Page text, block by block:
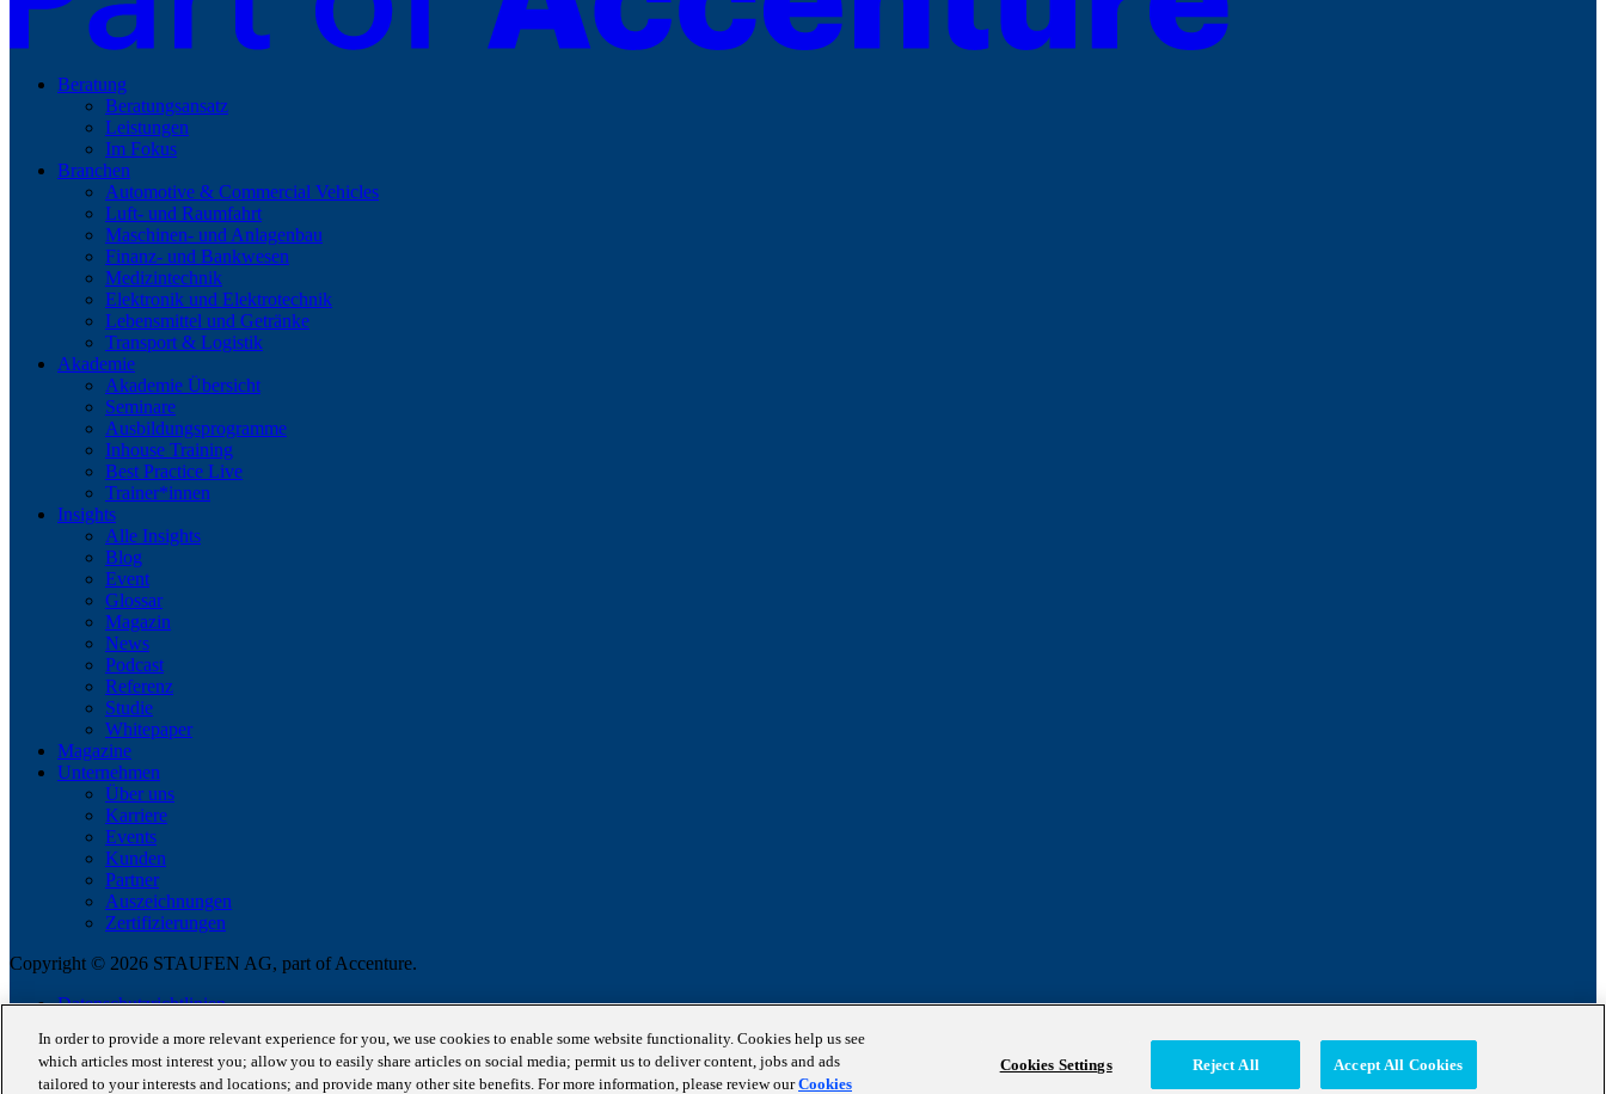
Beratung
Beratungsansatz
Leistungen
Im Fokus
Branchen
Automotive & Commercial Vehicles
Luft- und Raumfahrt
Maschinen- und Anlagenbau
Finanz- und Bankwesen
Medizintechnik
Elektronik und Elektrotechnik
Lebensmittel und Getränke
Transport & Logistik
Akademie
Akademie Übersicht
Seminare
Ausbildungsprogramme
Inhouse Training
Best Practice Live
Trainer*innen
Insights
Alle Insights
Blog
Event
Glossar
Magazin
News
Podcast
Referenz
Studie
Whitepaper
Magazine
Unternehmen
Über uns
Karriere
Events
Kunden
Partner
Auszeichnungen
Zertifizierungen
Copyright © 2026 STAUFEN AG, part of Accenture.
Datenschutzrichtlinien
Impressum / AGB
Code of Conduct
In order to provide a more relevant experience for you, we use cookies to enable some website functionality. Cookies help us see
which articles most interest you; allow you to easily share articles on social media; permit us to deliver content, jobs and ads
tailored to your interests and locations; and provide many other site benefits. For more information, please review ourCookies
Cookies Settings Reject All Accept All Cookies